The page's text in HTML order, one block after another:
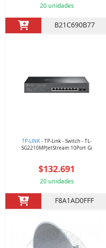
20 unidades
B21C690B77
TP-LINK - TP-Link - Switch - TL-
SG2210MPJetStream 10Port Gi
$132.691
20 unidades
F8A1AD0FFF